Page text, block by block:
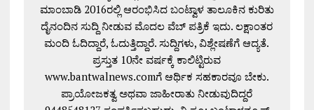
ಮಾಂಬಾಡಿ 2016ರಲ್ಲಿ ಆರಂಭಿಸಿದ ಬಂಟ್ವಾಳ ತಾಲೂಕಿನ ಕುರಿತು
ದೈನಂದಿನ ಸುದ್ದಿ ನೀಡುವ ಮೊದಲ ವೆಬ್ ಪತ್ರಿಕೆ ಇದು. ಲಕ್ಷಾಂತರ
ಮಂದಿ ಓದಿದ್ದಾರೆ, ಓದುತ್ತಿದ್ದಾರೆ. ಸುದ್ದಿಗಳು, ವಿಶ್ಲೇಷಣೆಗೆ ಆದ್ಯತೆ.
ಪ್ರಸ್ತುತ 10ನೇ ವರ್ಷಕ್ಕೆ ಕಾಲಿಟ್ಟಿರುವ
www.bantwalnews.comಗೆ ಆರ್ಥಿಕ ಸಹಕಾರವೂ ಬೇಕು.
ಪ್ರಾಯೋಜಕತ್ವ ಅಥವಾ ಜಾಹೀರಾತು ನೀಡುವುದಿದ್ದರೆ